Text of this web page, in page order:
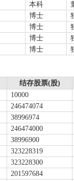
本科
博士
博士
博士
博士
结存股票(股)
10000
246474074
38996974
246474000
38996900
323228319
323228300
201597684